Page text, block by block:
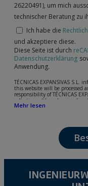
26220491), um mich
technischer Beratung zu
Ich habe die
und akzeptiere diese.
Diese Seite ist durch
Datenschutzerklärung
Anwendung.
TÉCNICAS EXPANSIVAS
this website will be processed
responsibility of TÉCNICAS
collection, although, according
following: attention to your
The data in our files are
confidentiality and shall
Data Protection Regulation
According to Data Protection
encrypted. Should these
Mehr lesen